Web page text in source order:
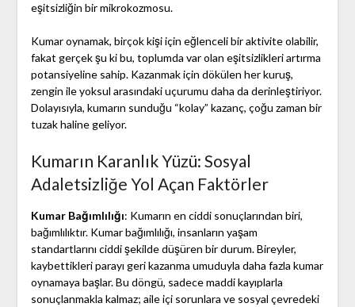
eşitsizliğin bir mikrokozmosu.
Kumar oynamak, birçok kişi için eğlenceli bir aktivite olabilir,
fakat gerçek şu ki bu, toplumda var olan eşitsizlikleri artırma
potansiyeline sahip. Kazanmak için dökülen her kuruş,
zengin ile yoksul arasındaki uçurumu daha da derinleştiriyor.
Dolayısıyla, kumarın sunduğu “kolay” kazanç, çoğu zaman bir
tuzak haline geliyor.
Kumarın Karanlık Yüzü: Sosyal
Adaletsizliğe Yol Açan Faktörler
Kumar Bağımlılığı: Kumarın en ciddi sonuçlarından biri,
bağımlılıktır. Kumar bağımlılığı, insanların yaşam
standartlarını ciddi şekilde düşüren bir durum. Bireyler,
kaybettikleri parayı geri kazanma umuduyla daha fazla kumar
oynamaya başlar. Bu döngü, sadece maddi kayıplarla
sonuçlanmakla kalmaz; aile içi sorunlara ve sosyal çevredeki